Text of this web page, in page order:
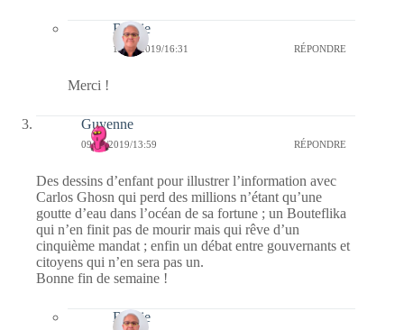
Bernie
10/03/2019/16:31 RÉPONDRE
Merci !
Guyenne
09/03/2019/13:59 RÉPONDRE
Des dessins d’enfant pour illustrer l’information avec
Carlos Ghosn qui perd des millions n’étant qu’une
goutte d’eau dans l’océan de sa fortune ; un Bouteflika
qui n’en finit pas de mourir mais qui rêve d’un
cinquième mandat ; enfin un débat entre gouvernants et
citoyens qui n’en sera pas un.
Bonne fin de semaine !
Bernie